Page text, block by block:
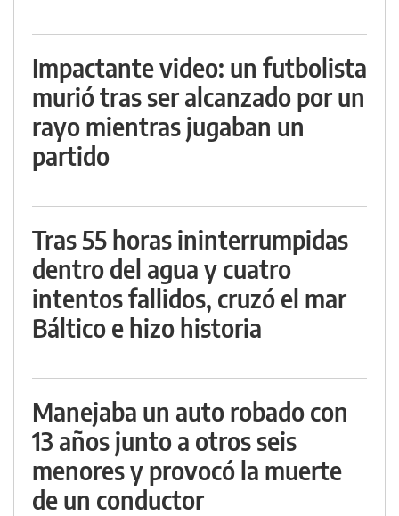
Impactante video: un futbolista
murió tras ser alcanzado por un
rayo mientras jugaban un
partido
Tras 55 horas ininterrumpidas
dentro del agua y cuatro
intentos fallidos, cruzó el mar
Báltico e hizo historia
Manejaba un auto robado con
13 años junto a otros seis
menores y provocó la muerte
de un conductor